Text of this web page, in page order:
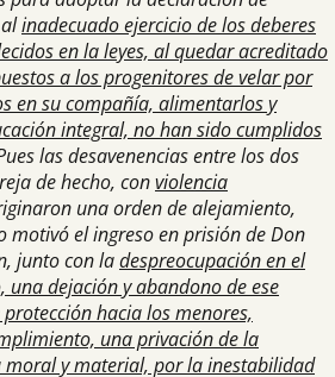
inadecuado ejercicio de los deberes
en la leyes, al quedar acreditado
a los progenitores de velar por
en su compañía, alimentarlos y
integral, no han sido cumplidos
las desavenencias entre los dos
de hecho, conviolencia
una orden de alejamiento,
motivó el ingreso en prisión de Don
junto con ladespreocupación en el
dejación y abandono de ese
hacia los menores,
una privación de la
moral y material, por la inestabilidad